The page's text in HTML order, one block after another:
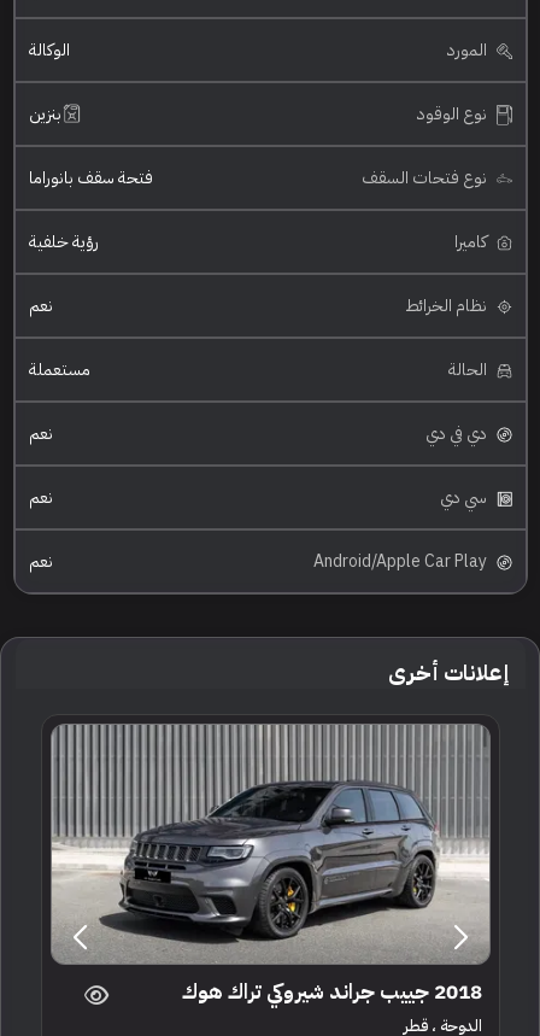
المورد الوكالة
نوع الوقود بنزين
نوع فتحات السقف فتحة سقف بانوراما
كاميرا رؤية خلفية
نظام الخرائط نعم
الحالة مستعملة
دي في دي نعم
سي دي نعم
Android/Apple Car Play نعم
إعلانات أخرى
2018 جييب جراند شيروكي تراك هوك
الدوحة ، قطر